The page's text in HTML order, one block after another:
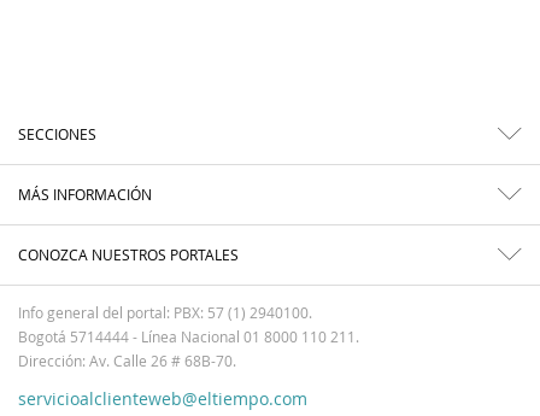
SECCIONES
MÁS INFORMACIÓN
CONOZCA NUESTROS PORTALES
Info general del portal: PBX: 57 (1) 2940100.
Bogotá 5714444 - Línea Nacional 01 8000 110 211.
Dirección: Av. Calle 26 # 68B-70.
servicioalclienteweb@eltiempo.com